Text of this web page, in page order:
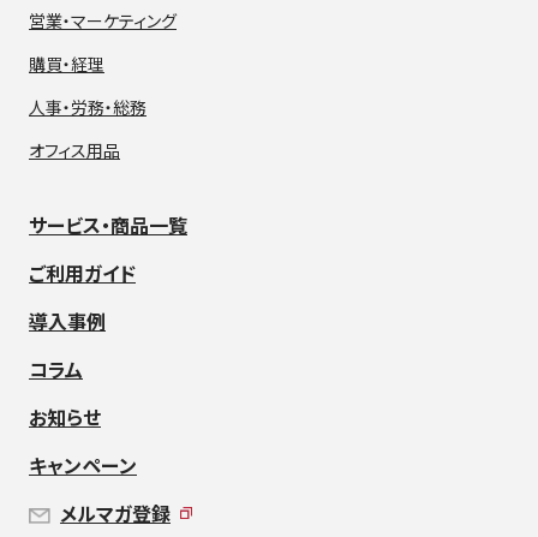
営業・マーケティング
購買・経理
人事・労務・総務
オフィス用品
サービス・商品一覧
ご利用ガイド
導入事例
コラム
お知らせ
キャンペーン
メルマガ登録